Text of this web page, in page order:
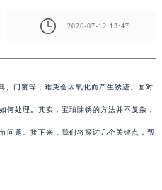
2026-07-12 13:47
、门窗等，难免会因氧化而产生锈迹。面对
何处理。其实，宝珀除锈的方法并不复杂，
问题。接下来，我们将探讨几个关键点，帮